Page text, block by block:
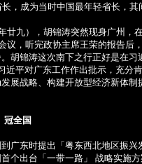
，成为当时中国最年轻省长，其
廿九），胡锦涛突然现身广州，
议，听完政协主席王荣的报告后
胡锦涛这次南下之行正好是在
近平对广东工作作出批示，充分
展战略、构建开放型经济新体
冠全国
广东时提出「粤东西北地区振兴
个出台「一带一路」
战略实施